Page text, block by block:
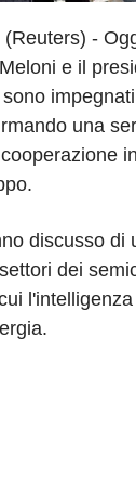
-
e il
una
discusso di
dei